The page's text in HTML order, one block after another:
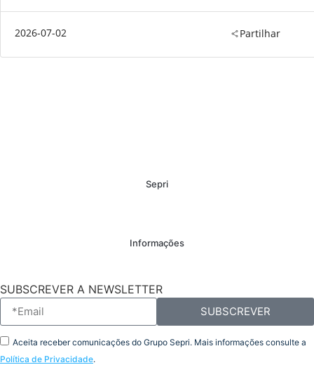
2026-07-02 Partilhar
Sepri
Informações
SUBSCREVER A NEWSLETTER
Aceita receber comunicações do Grupo Sepri. Mais informações consulte a
Política de Privacidade.
SUBSCREVER